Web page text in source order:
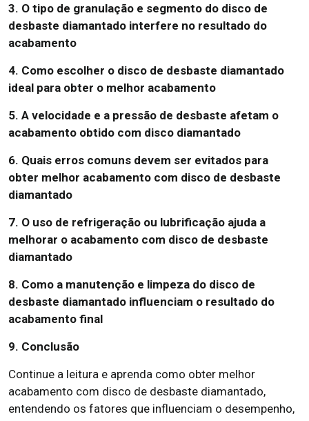
3. O tipo de granulação e segmento do disco de
desbaste diamantado interfere no resultado do
acabamento
4. Como escolher o disco de desbaste diamantado
ideal para obter o melhor acabamento
5. A velocidade e a pressão de desbaste afetam o
acabamento obtido com disco diamantado
6. Quais erros comuns devem ser evitados para
obter melhor acabamento com disco de desbaste
diamantado
7. O uso de refrigeração ou lubrificação ajuda a
melhorar o acabamento com disco de desbaste
diamantado
8. Como a manutenção e limpeza do disco de
desbaste diamantado influenciam o resultado do
acabamento final
9. Conclusão
Continue a leitura e aprenda como obter melhor
acabamento com disco de desbaste diamantado,
entendendo os fatores que influenciam o desempenho,